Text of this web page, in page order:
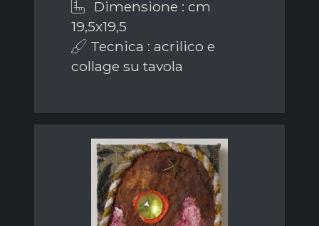
Dimensione : cm
19,5x19,5
Tecnica : acrilico e
collage su tavola